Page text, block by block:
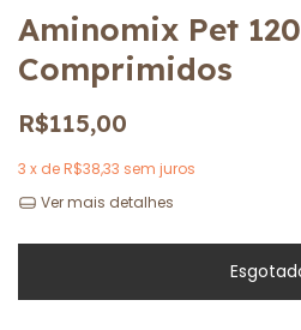
Aminomix Pet 120
Comprimidos
R$115,00
3 x deR$38,33 sem juros
Ver mais detalhes